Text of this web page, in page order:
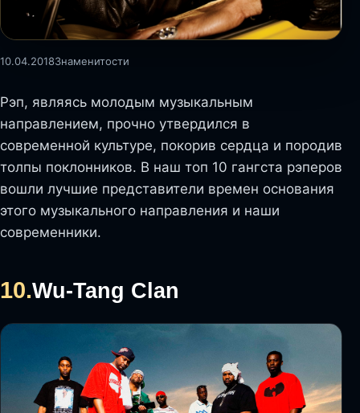
10.04.2018Знаменитости
Рэп, являясь молодым музыкальным
направлением, прочно утвердился в
современной культуре, покорив сердца и породив
толпы поклонников. В наш топ 10 гангста рэперов
вошли лучшие представители времен основания
этого музыкального направления и наши
современники.
10.Wu-Tang Clan